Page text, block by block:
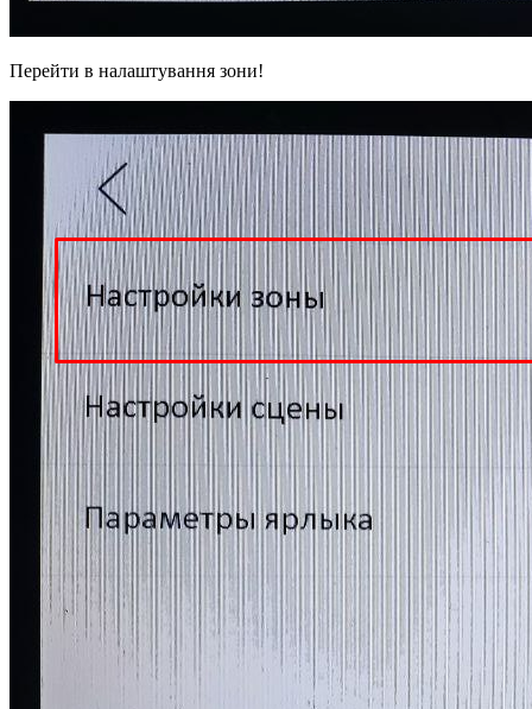
Перейти в налаштування зони!